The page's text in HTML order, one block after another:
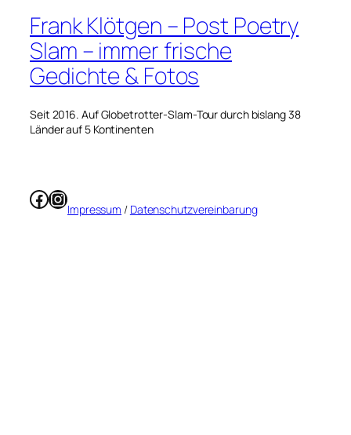
Frank Klötgen – Post Poetry
Slam – immer frische
Gedichte & Fotos
Seit 2016. Auf Globetrotter-Slam-Tour durch bislang 38
Länder auf 5 Kontinenten
Facebook
Instagram
Impressum / Datenschutzvereinbarung